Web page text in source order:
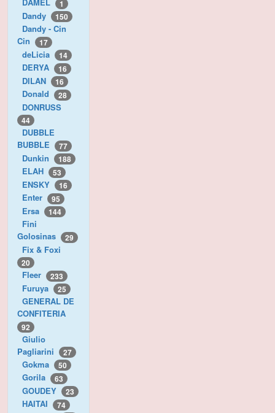
DAMEL 1
Dandy 150
Dandy - Cin
Cin
17
deLicia 14
DERYA 16
DILAN 16
Donald 28
DONRUSS
44
DUBBLE
BUBBLE
77
Dunkin 188
ELAH 53
ENSKY 16
Enter 95
Ersa 144
Fini
Golosinas
29
Fix & Foxi
20
Fleer 233
Furuya 25
GENERAL DE
CONFITERIA
92
Giulio
Pagliarini
27
Gokma 50
Gorila 63
GOUDEY 23
HAITAI 74